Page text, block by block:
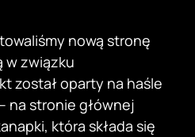
nową stronę
w związku
został oparty na haśle
na stronie głównej
która składa się